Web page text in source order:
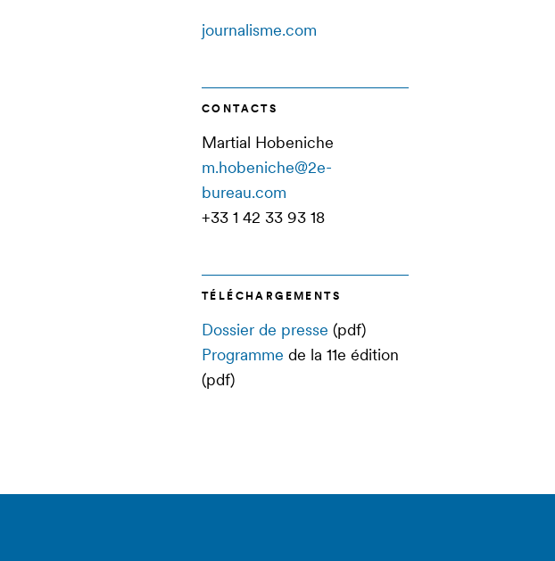
journalisme.com
CONTACTS
Martial Hobeniche
m.hobeniche@2e-
bureau.com
+33 1 42 33 93 18
TÉLÉCHARGEMENTS
Dossier de presse (pdf)
Programme de la 11e édition
(pdf)